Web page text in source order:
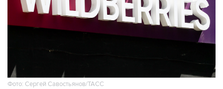
Фото: Сергей Савостьянов/ТАСС